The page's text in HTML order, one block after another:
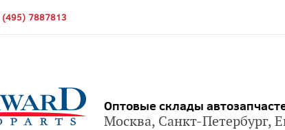
(495) 7887813
Оптовые склады
Москва, Санкт-Петербург,